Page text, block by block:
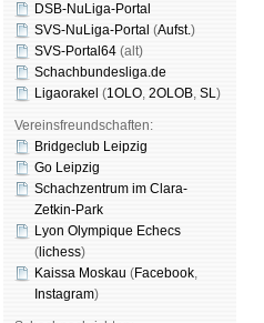
DSB-NuLiga-Portal
SVS-NuLiga-Portal (Aufst.)
SVS-Portal64 (alt)
Schachbundesliga.de
Ligaorakel (1OLO, 2OLOB, SL)
Vereinsfreundschaften:
Bridgeclub Leipzig
Go Leipzig
Schachzentrum im Clara-
Zetkin-Park
Lyon Olympique Echecs
( lichess)
Kaissa Moskau (Face­book,
Insta­gram)